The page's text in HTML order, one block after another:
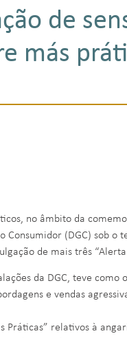
de
más
no âmbito da
(DGC) sob o
de mais três
da DGC, teve
e vendas
Práticas” relativos à